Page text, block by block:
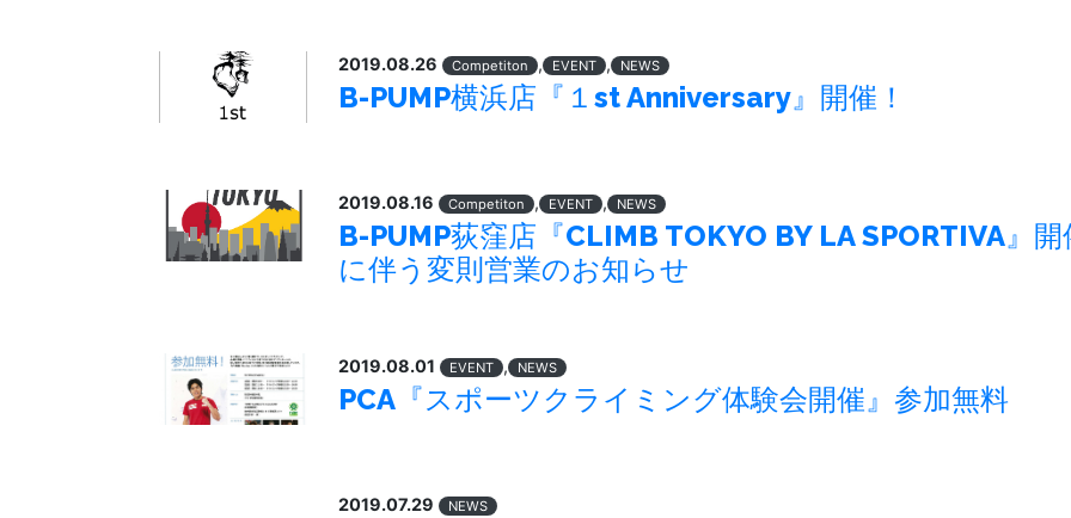
2019.08.26 Competiton , EVENT , NEWS
B-PUMP横浜店『１st Anniversary』開催！
2019.08.16 Competiton , EVENT , NEWS
B-PUMP荻窪店『CLIMB TOKYO BY LA SPORTIVA』開
に伴う変則営業のお知らせ
2019.08.01 EVENT , NEWS
PCA『スポーツクライミング体験会開催』参加無料
2019.07.29 NEWS